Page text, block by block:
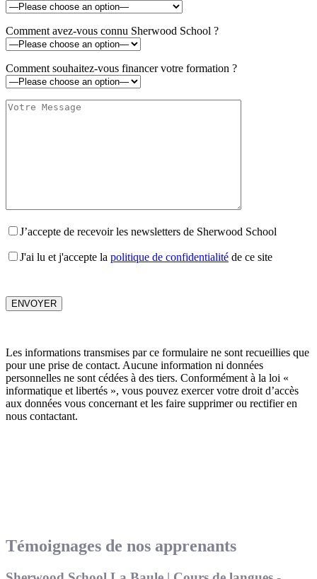
Comment avez-vous connu Sherwood School ?
Comment souhaitez-vous financer votre formation ?
J’accepte de recevoir les newsletters de Sherwood School
J'ai lu et j'accepte la politique de confidentialité de ce site
Les informations transmises par ce formulaire ne sont recueillies que
pour une prise de contact. Aucune information ni données
personnelles ne sont cédées à des tiers. Conformément à la loi «
informatique et libertés », vous pouvez exercer votre droit d’accès
aux données vous concernant et les faire supprimer ou rectifier en
nous contactant.
Témoignages de nos apprenants